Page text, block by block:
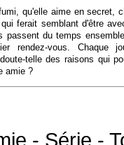
qu'elle aime en secret,
ferait semblant d'être
passent du temps
rendez-vous. Chaque
telle des raisons qui
amie ?
- Série -